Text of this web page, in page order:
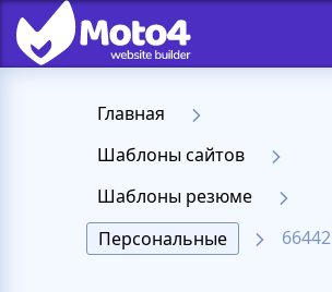
Главная
Шаблоны сайтов
Шаблоны резюме
Персональные
66442